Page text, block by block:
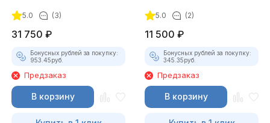
5.0 (3)
31 750 ₽
Бонусных рублей за покупку:
953.45руб.
Предзаказ
В корзину
5.0 (2)
11 500 ₽
Бонусных рублей за покупку:
345.35руб.
Предзаказ
В корзину